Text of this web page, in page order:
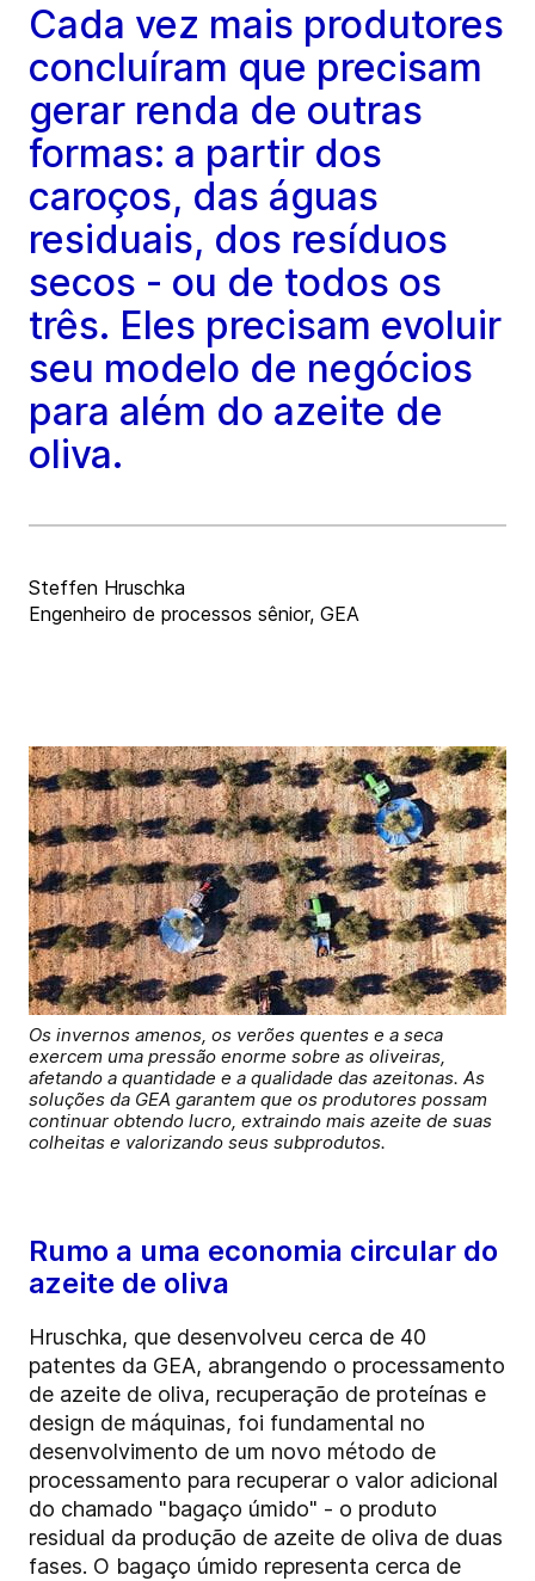
Cada vez mais produtores
concluíram que precisam
gerar renda de outras
formas: a partir dos
caroços, das águas
residuais, dos resíduos
secos - ou de todos os
três. Eles precisam evoluir
seu modelo de negócios
para além do azeite de
oliva.
Steffen Hruschka
Engenheiro de processos sênior, GEA
Os invernos amenos, os verões quentes e a seca
exercem uma pressão enorme sobre as oliveiras,
afetando a quantidade e a qualidade das azeitonas. As
soluções da GEA garantem que os produtores possam
continuar obtendo lucro, extraindo mais azeite de suas
colheitas e valorizando seus subprodutos.
Rumo a uma economia circular do
azeite de oliva
Hruschka, que desenvolveu cerca de 40
patentes da GEA, abrangendo o processamento
de azeite de oliva, recuperação de proteínas e
design de máquinas, foi fundamental no
desenvolvimento de um novo método de
processamento para recuperar o valor adicional
do chamado "bagaço úmido" - o produto
residual da produção de azeite de oliva de duas
fases. O bagaço úmido representa cerca de